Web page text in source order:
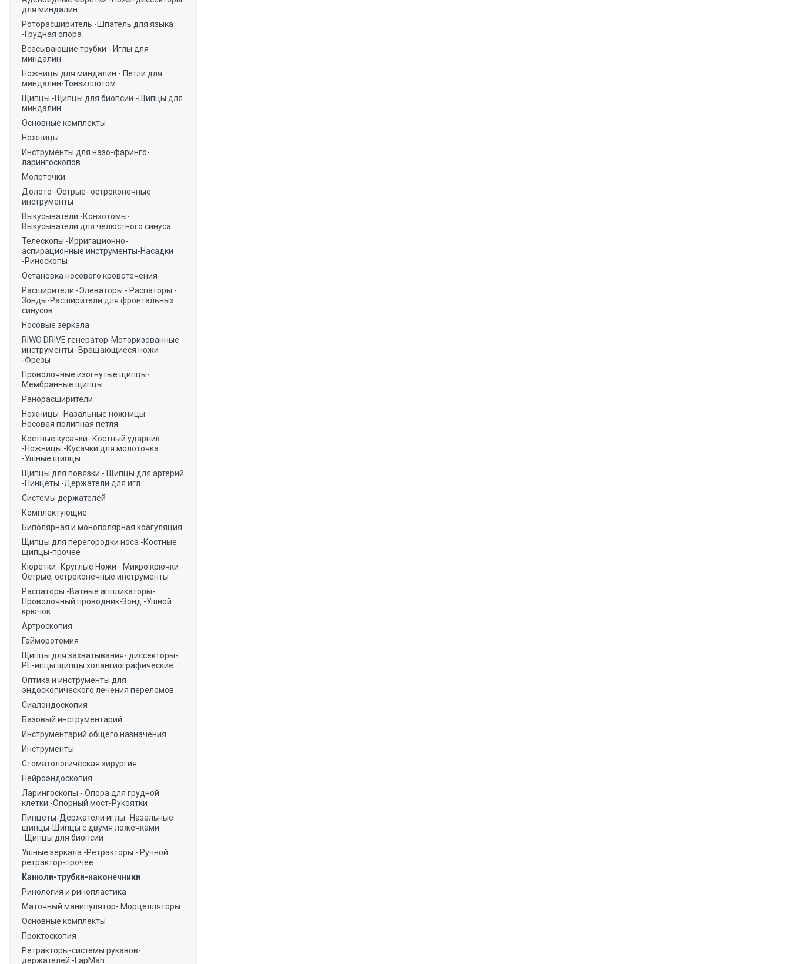
для миндалин
Роторасширитель -Шпатель для языка
-Грудная опора
Всасывающие трубки - Иглы для
миндалин
Ножницы для миндалин - Петли для
миндалин-Тонзиллотом
Щипцы -Щипцы для биопсии -Щипцы для
миндалин
Основные комплекты
Ножницы
Инструменты для назо-фаринго-
ларингоскопов
Молоточки
Долото -Острые- остроконечные
инструменты
Выкусыватели -Конхотомы-
Выкусыватели для челюстного синуса
Телескопы -Ирригационно-
аспирационные инструменты-Насадки
-Риноскопы
Остановка носового кровотечения
Расширители -Элеваторы - Распаторы -
Зонды-Расширители для фронтальных
синусов
Носовые зеркала
RIWO DRIVE генератор-Моторизованные
инструменты- Вращающиеся ножи
-Фрезы
Проволочные изогнутые щипцы-
Мембранные щипцы
Ранорасширители
Ножницы -Назальные ножницы -
Носовая полипная петля
Костные кусачки- Костный ударник
-Ножницы -Кусачки для молоточка
-Ушные щипцы
Щипцы для повязки - Щипцы для артерий
-Пинцеты -Держатели для игл
Системы держателей
Комплектующие
Биполярная и монополярная коагуляция
Щипцы для перегородки носа -Костные
щипцы-прочее
Кюретки -Круглые Ножи - Микро крючки -
Острые, остроконечные инструменты
Распаторы -Ватные аппликаторы-
Проволочный проводник-Зонд -Ушной
крючок
Артроскопия
Гайморотомия
Щипцы для захватывания- диссекторы-
РЕ-ипцы щипцы холангиографические
Оптика и инструменты для
эндоскопического лечения переломов
Сиалэндоскопия
Базовый инструментарий
Инструментарий общего назначения
Инструменты
Стоматологическая хирургия
Нейроэндоскопия
Ларингоскопы - Опора для грудной
клетки -Опорный мост-Рукоятки
Пинцеты-Держатели иглы -Назальные
щипцы-Щипцы с двумя ложечками
-Щипцы для биопсии
Ушные зеркала -Ретракторы - Ручной
ретрактор-прочее
Канюли-трубки-наконечники
Ринология и ринопластика
Маточный манипулятор- Морцелляторы
Основные комплекты
Проктоскопия
Ретракторы-системы рукавов-
держателей -LapMan